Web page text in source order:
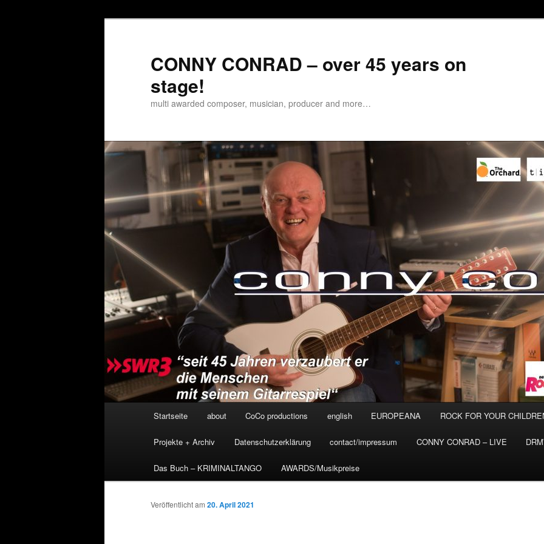
CONNY CONRAD – over 45 years on
stage!
multi awarded composer, musician, producer and more…
Startseite about CoCo productions english EUROPEANA ROCK FOR YOUR
Projekte + Archiv Datenschutzerklärung contact/impressum CONNY CONRAD – LIVE
Das Buch – KRIMINALTANGO AWARDS/Musikpreise
Veröffentlicht am 20. April 2021